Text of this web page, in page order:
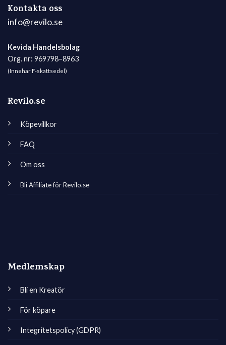
Kontakta oss
info@revilo.se
Kevida Handelsbolag
Org. nr: 969798–8963
(Innehar F-skattsedel)
Revilo.se
Köpevillkor
FAQ
Om oss
Bli Affiliate för Revilo.se
Medlemskap
Bli en Kreatör
För köpare
Integritetspolicy (GDPR)